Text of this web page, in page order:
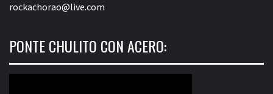
rockachorao@live.com
PONTE CHULITO CON ACERO: